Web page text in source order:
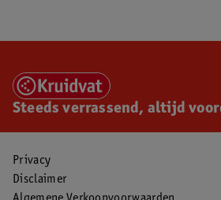
Steeds verrassend, altijd
Privacy
Disclaimer